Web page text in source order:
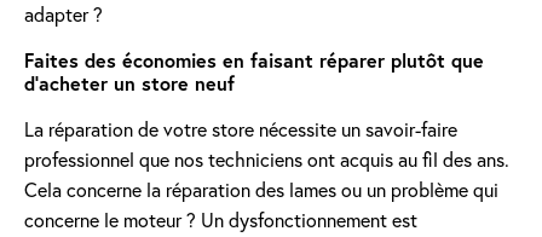
adapter ?
Faites des économies en faisant réparer plutôt que
d'acheter un store neuf
La réparation de votre store nécessite un savoir-faire
professionnel que nos techniciens ont acquis au fil des ans.
Cela concerne la réparation des lames ou un problème qui
concerne le moteur ? Un dysfonctionnement est